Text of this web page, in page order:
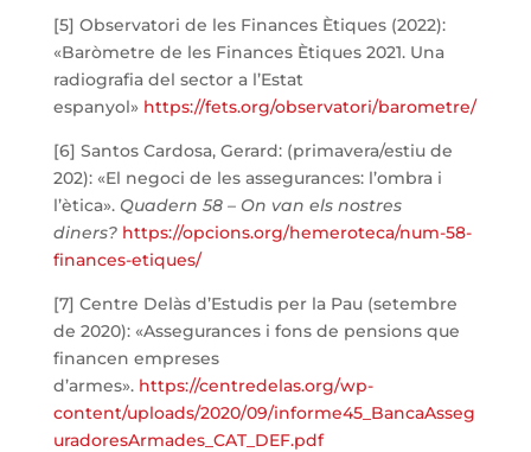
[5] Observatori de les Finances Ètiques (2022):
«Baròmetre de les Finances Ètiques 2021. Una
radiografia del sector a l’Estat
espanyol» https://fets.org/observatori/barometre/
[6] Santos Cardosa, Gerard: (primavera/estiu de
202): «El negoci de les assegurances: l’ombra i
l’ètica». Quadern 58 – On van els nostres
diners? https://opcions.org/hemeroteca/num-58-
finances-etiques/
[7] Centre Delàs d’Estudis per la Pau (setembre
de 2020): «Assegurances i fons de pensions que
financen empreses
d’armes». https://centredelas.org/wp-
content/uploads/2020/09/informe45_BancaAsseg
uradoresArmades_CAT_DEF.pdf